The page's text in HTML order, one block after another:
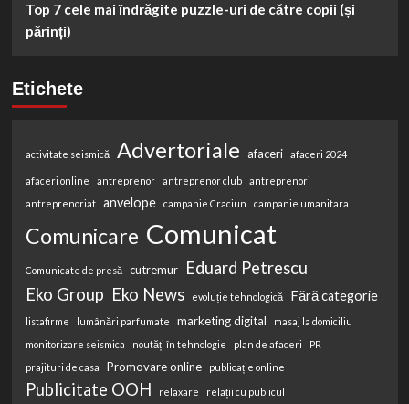
Top 7 cele mai îndrăgite puzzle-uri de către copii (și
părinți)
Etichete
activitate seismică Advertoriale afaceri afaceri 2024
afaceri online antreprenor antreprenor club
antreprenori
antreprenoriat
anvelope campanie Craciun campanie umanitara
Comunicare Comunicat
Comunicate de presă cutremur
Eduard Petrescu
Eko Group Eko News evoluție tehnologică Fără categorie
listafirme lumânări parfumate marketing digital
masaj la domiciliu
monitorizare seismica
noutăți în tehnologie plan de afaceri
PR
prajituri de casa
Promovare online publicație online
Publicitate OOH relaxare relații cu publicul